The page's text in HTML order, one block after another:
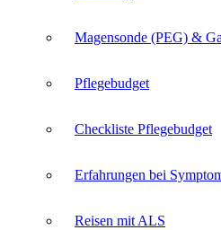
Magensonde (PEG) &
Pflegebudget
Checkliste Pflegebudget
Erfahrungen bei
Reisen mit ALS